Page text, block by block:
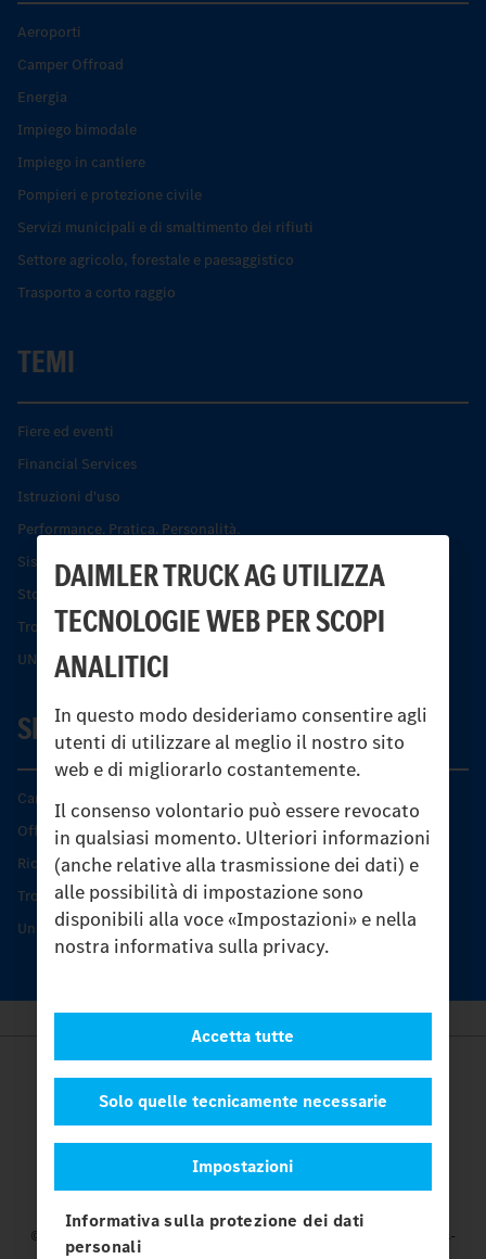
DAIMLER TRUCK AG UTILIZZA
TECNOLOGIE WEB PER SCOPI
ANALITICI
In questo modo desideriamo consentire agli
utenti di utilizzare al meglio il nostro sito
web e di migliorarlo costantemente.
Il consenso volontario può essere revocato
in qualsiasi momento. Ulteriori informazioni
(anche relative alla trasmissione dei dati) e
alle possibilità di impostazione sono
disponibili alla voce «Impostazioni» e nella
nostra informativa sulla privacy.
Impostazioni
Solo quelle tecnicamente necessarie
Accetta tutte
Informativa sulla protezione dei dati
personali
Aeroporti
Camper Offroad
Energia
Impiego bimodale
Impiego in cantiere
Pompieri e protezione civile
Servizi municipali e di smaltimento dei rifiuti
Settore agricolo, forestale e paesaggistico
Trasporto a corto raggio
TEMI
Fiere ed eventi
Financial Services
Istruzioni d'uso
Performance. Pratica. Personalità.
Sistemi di assistenza alla guida e di sicurezza
Storia dell’Unimog
Trovare un partner
UNI-TOUCH®
SERVIZIO
Caratteristiche di prodotto
Offerta di servizio Unimog
Ricambi originali
Trovare un partner
Unimog Service Days
Provider
Legal Notice
Contatto
Cookies
Protezione dati
Impostazioni
© 2026 Daimler Truck AG. Tutti i diritti riservati.
e Mercedes-